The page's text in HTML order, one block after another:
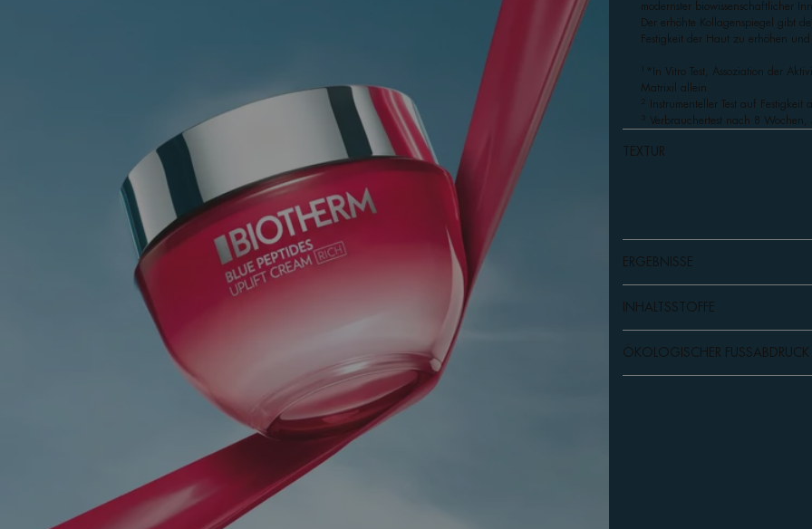
modernster biowissenschaftlicher
Der erhöhte Kollagenspiegel gibt
Festigkeit der Haut zu erhöhen
*In Vitro Test, Assoziation der
Matrixil allein.
2 Instrumenteller Test auf
3 Verbrauchertest nach 8 Wochen,
TEXTUR
ERGEBNISSE
INHALTSSTOFFE
ÖKOLOGISCHER FUSSABDRUCK